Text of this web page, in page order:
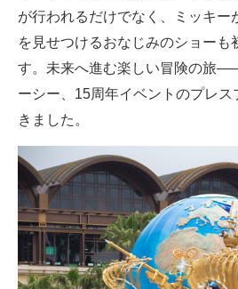
AI活用のいまが分かる
経営リーダーのコミュニティ
マーケ×ITの今がよく分かる
ITエンジニア向け専門サイト
企業向けIT製品の総合サイト
が行われるだけでなく、ミッキー
を見せつけるおなじみのショーも
す。未来へ進む楽しい冒険の旅
ーシー、15周年イベントのプレス
きました。